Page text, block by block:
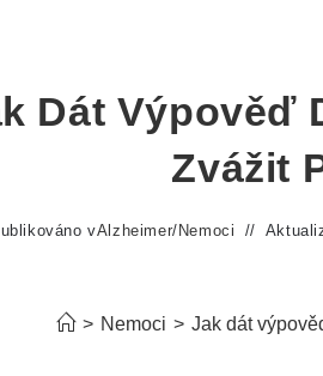
Dát Výpověď
Zvážit
vAlzheimer/ Nemoci
> Nemoci > Jak dát